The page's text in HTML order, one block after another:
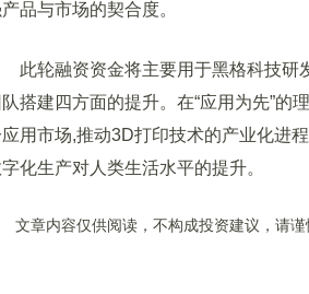
品与市场的契合度。
轮融资资金将主要用于黑格科技研
队搭建四方面的提升。在“应用为先”的
用市场,推动3D打印技术的产业化进
化生产对人类生活水平的提升。
章内容仅供阅读，不构成投资建议，请谨